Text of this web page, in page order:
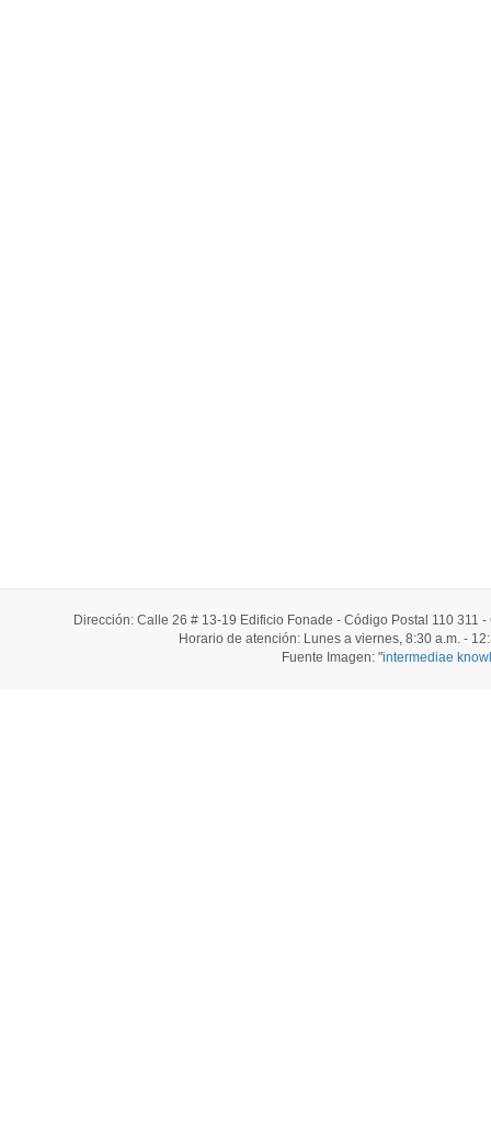
Dirección: Calle 26 # 13-19 Edificio Fonade - Código Postal 110 311
Horario de atención: Lunes a viernes, 8:30 a.m. -
Fuente Imagen: "intermediae